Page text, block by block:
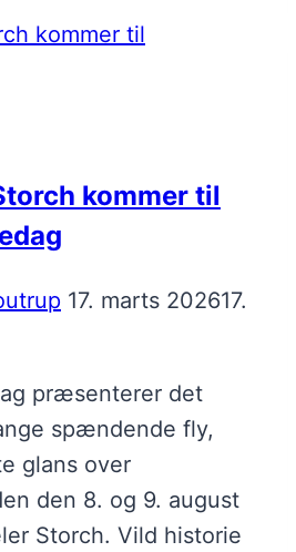
kommer til
17. marts 202617.
præsenterer det
spændende fly,
glans over
den 8. og 9. august
Storch. Vild historie